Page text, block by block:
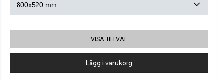
VISA TILLVAL
Lägg i varukorg